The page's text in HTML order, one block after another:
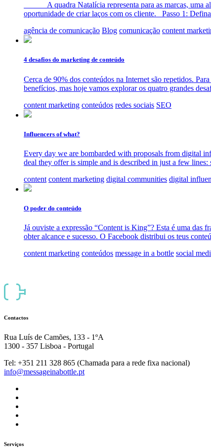
A quadra Natalícia representa para as marcas, uma
oportunidade de criar laços com os cliente. Passo 1:
agência de comunicação Blog comunicação content
4 desafios do marketing de conteúdo
Cerca de 90% dos conteúdos na Internet são repetidos.
benefícios, mas hoje vamos explorar os quatro grandes
content marketing conteúdos redes sociais SEO
Influencers of what?
Every day we are bombarded with proposals from digital
deal they offer is simple and is described in just a few
content content marketing digital communities digital
O poder do conteúdo
Já ouviste a expressão “Content is King”? Esta é uma das
obter alcance e sucesso. O Facebook distribui os teus
content marketing conteúdos message in a bottle social
Contactos
Rua Luís de Camões, 133 - 1ºA
1300 - 357 Lisboa - Portugal
Tel: +351 211 328 865 (Chamada para a rede fixa nacional)
info@messageinabottle.pt
Serviços